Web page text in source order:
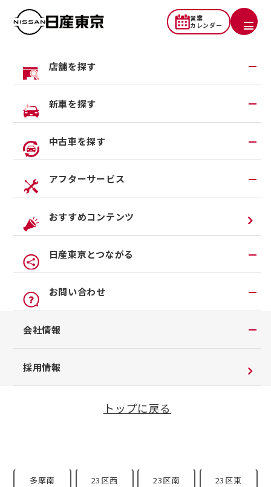
営業
カレンダー
店舗を探す
地域から探す
一覧から探す
店舗リニューアル情報
営業カレンダー
新車を探す
試乗車・展示車検索
福祉車両（ライフケアビークル）
カスタイマイズサービス
法人リースオンライン受付
オンライン相談予約
オンライン見積り
カタログ請求
日産カーライフ保険
イオンモール多摩平の森
中古車を探す
在庫車一覧
中古車ワイド保証
アフターサービス
アフターサービスTOP
メンテナンスネット予約
車検
車検立会い見積り
メンテプロパック
季節のおすすめ商品
車内空間の商品
モータースポーツ室
おすすめコンテンツ
日産東京とつながる
公式LINEアカウント
店舗ブログ
公式Youtubeアカウント
お問い合わせ
お問い合わせTOP
チャットサポート
会社情報
会社情報
企業理念
お客さまよりお預かりする大切な書類について
電子公告
採用情報
トップに戻る
店舗を探す
新しい店舗で特別な体験を
統合・移転のお知らせ
営業カレンダー
ご依頼メニュー
地図で探す
地図を参照し、下の地域名ボタンをタップすると、各エリ
アの店舗一覧が表示されます。
多摩南 23区西 23区南 23区東